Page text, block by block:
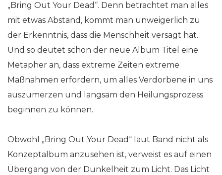
„Bring Out Your Dead“. Denn betrachtet man alles
mit etwas Abstand, kommt man unweigerlich zu
der Erkenntnis, dass die Menschheit versagt hat.
Und so deutet schon der neue Album Titel eine
Metapher an, dass extreme Zeiten extreme
Maßnahmen erfordern, um alles Verdorbene in uns
auszumerzen und langsam den Heilungsprozess
beginnen zu können.
Obwohl „Bring Out Your Dead“ laut Band nicht als
Konzeptalbum anzusehen ist, verweist es auf einen
Übergang von der Dunkelheit zum Licht. Das Licht